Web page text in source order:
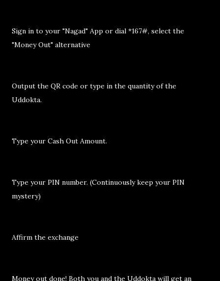
Sign in to your "Nagad" App or dial *167#, select the
"Money Out" alternative
Output the QR code or type in the quantity of the
Uddokta.
Type your Cash Out Amount.
Type your PIN number. (Continuously keep your PIN
mystery)
Affirm the exchange
Money out done! Both you and the Uddokta will get an